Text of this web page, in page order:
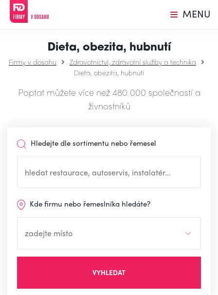
MENU
Dieta, obezita, hubnutí
Firmy v dosahu
Zdravotnictví, zdravotní služby a technika
Dieta, obezita, hubnutí
Poptat můžete více než 480 000 společností a
živnostníků
Hledejte dle sortimentu nebo řemesel
Kde firmu nebo řemeslníka hledáte?
VYHLEDAT